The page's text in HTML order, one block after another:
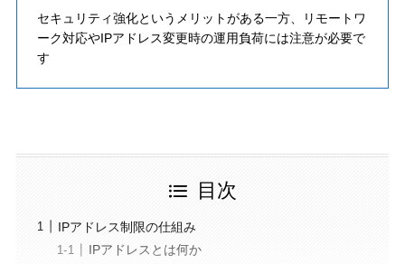
セキュリティ強化というメリットがある一方、リモートワ
ーク対応やIPアドレス変更時の運用負荷には注意が必要で
す
目次
IPアドレス制限の仕組み
IPアドレスとは何か